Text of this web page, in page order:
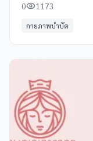
0
1173
กายภาพบำบัด